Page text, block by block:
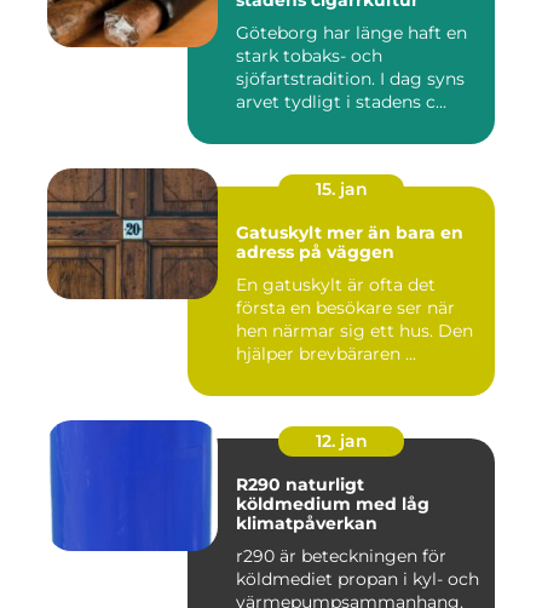
Göteborg har länge haft en
stark tobaks- och
sjöfartstradition. I dag syns
arvet tydligt i stadens c...
15. jan
Gatuskylt mer än bara en
adress på väggen
En gatuskylt är ofta det
första en besökare ser när
hen närmar sig ett hus. Den
hjälper brevbäraren ...
12. jan
R290 naturligt
köldmedium med låg
klimatpåverkan
r290 är beteckningen för
köldmediet propan i kyl- och
värmepumpsammanhang.